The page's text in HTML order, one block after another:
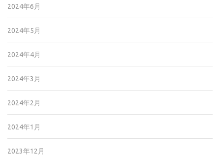
2024年6月
2024年5月
2024年4月
2024年3月
2024年2月
2024年1月
2023年12月